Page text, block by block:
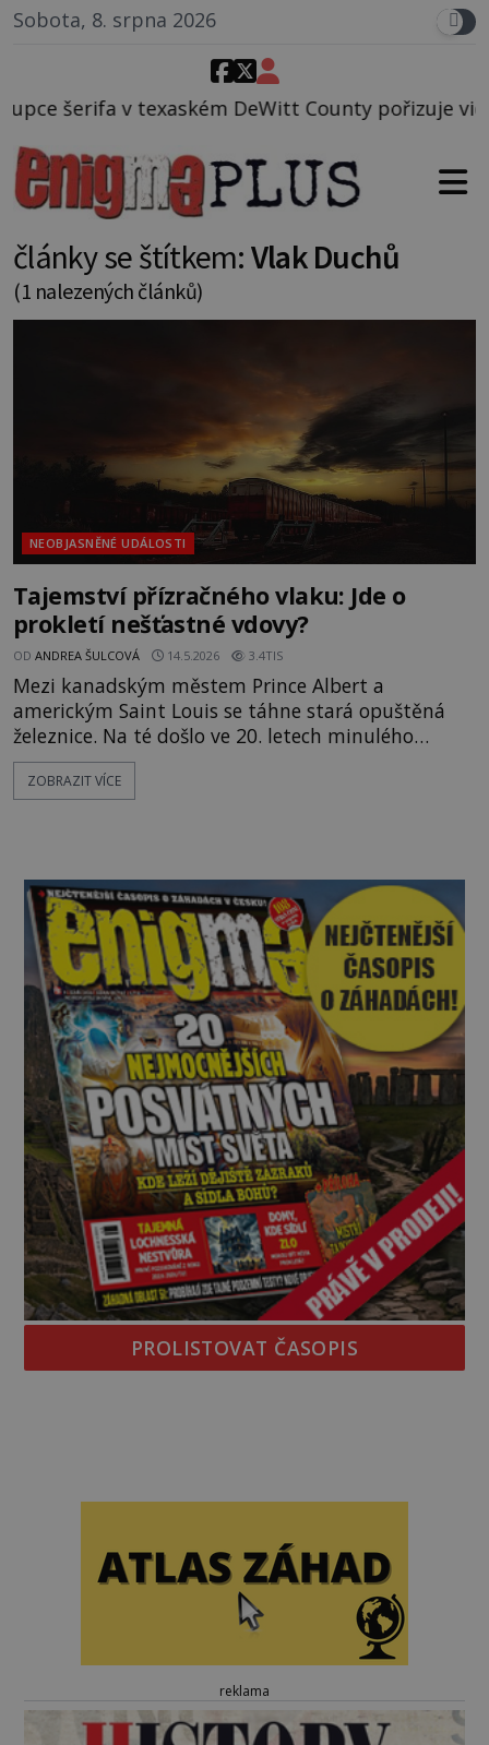
Sobota, 8. srpna 2026
DeWitt County pořizuje video, na kterém
články se štítkem:Vlak Duchů
(1 nalezených článků)
NEOBJASNĚNÉ UDÁLOSTI
Tajemství přízračného vlaku: Jde o
prokletí nešťastné vdovy?
OD ANDREA ŠULCOVÁ 14.5.2026 3.4TIS
Mezi kanadským městem Prince Albert a
americkým Saint Louis se táhne stará opuštěná
železnice. Na té došlo ve 20. letech minulého
století k velkému vlakovému neštěstí. Smrt v něm
nalezlo mnoho cestujících včetně železničního
ZOBRAZIT VÍCE
PROLISTOVAT ČASOPIS
reklama